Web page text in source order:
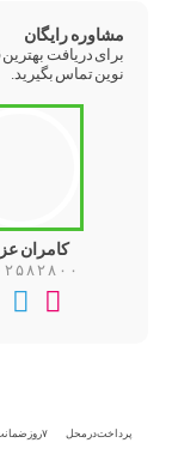
مشاوره رایگان
برای دریافت
نوین تماس بگیرید.
کامران
تماس
تلفنی
پرداخت در محل ۷ روز ضمانت بازگشت